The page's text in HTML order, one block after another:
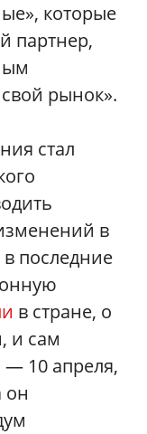
которые
партнер,
рынок».
стал
в
последние
в стране, о
и сам
10 апреля,
он